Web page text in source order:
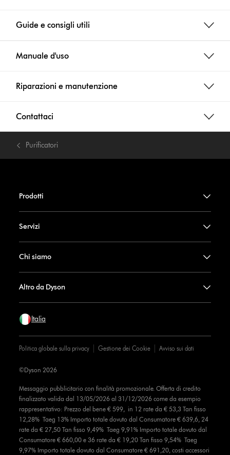
Guide e consigli utili
Manuale d'uso
Riparazioni e manutenzione
Contattaci
Purificatori
Prodotti
Servizi
Chi siamo
Altro da Dyson
Italia
Politica globale sulla privacy Gestione dei Cookie Avviso sui dati
Messaggio pubblicitario con finalità promozionale. Offerta di credito
finalizzato valida dal 13/05/2026 al 31/12/2026 come da esempio
rappresentativo: Prezzo del bene € 599, in 12 rate da € 53,3 Tan fisso
12,28% Taeg 13% Importo totale dovuto dal Consumatore € 639,6, 24
rate da € 27,50 Tan fisso 9,49% Taeg 9,91% Importo totale dovuto dal
Consumatore € 660,00 e 36 rate da € 19,20 Tan fisso 9,54% Taeg
9,97% Importo totale dovuto dal Consumatore € 691,20, costi accessori
©Dyson 2026